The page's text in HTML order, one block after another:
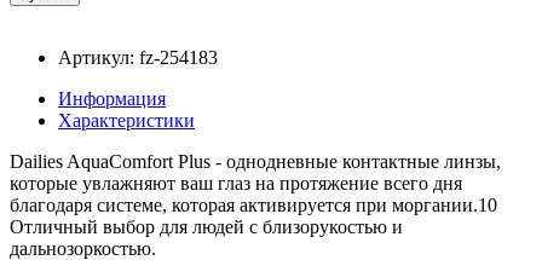
Артикул: fz-254183
Информация
Характеристики
Dailies AquaComfort Plus - однодневные контактные линзы,
которые увлажняют ваш глаз на протяжение всего дня
благодаря системе, которая активируется при моргании.10
Отличный выбор для людей с близорукостью и
дальнозоркостью.